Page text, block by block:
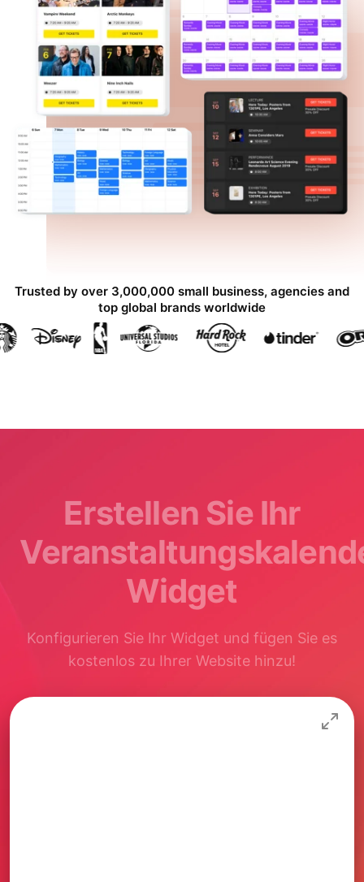
Trusted by over 3,000,000 small business, agencies and
top global brands worldwide
Erstellen Sie Ihr
Widget
Konfigurieren Sie Ihr Widget und fügen Sie es
kostenlos zu Ihrer Website hinzu!